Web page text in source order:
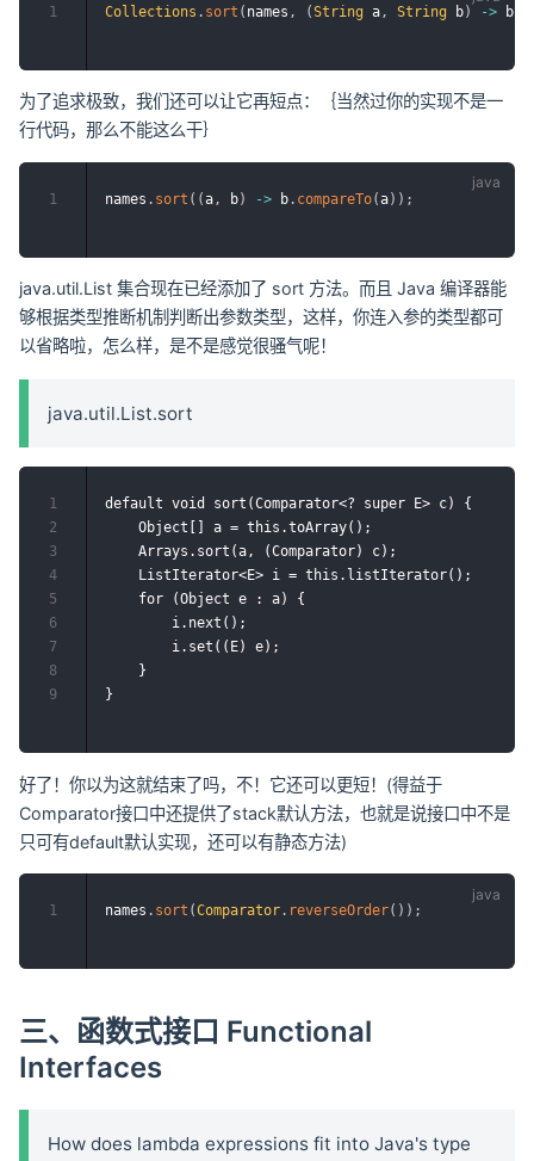
Collections . sort ( names , (String a, String b) -> b
1
为了追求极致，我们还可以让它再短点：｛当然过你的实现不是一
行代码，那么不能这么干｝
names . sort ( (a, b) -> b . compareTo(a) ) ;
1
java.util.List 集合现在已经添加了 sort 方法。而且 Java 编译器能
够根据类型推断机制判断出参数类型，这样，你连入参的类型都可
以省略啦，怎么样，是不是感觉很骚气呢！
java.util.List.sort
default void sort(Comparator<? super E> c) {
    Object[] a = this.toArray();
    Arrays.sort(a, (Comparator) c);
    ListIterator<E> i = this.listIterator();
    for (Object e : a) {
        i.next();
        i.set((E) e);
    }
1
2
3
4
5
6
7
8
9
好了！你以为这就结束了吗，不！它还可以更短！(得益于
Comparator接口中还提供了stack默认方法，也就是说接口中不是
只可有default默认实现，还可以有静态方法)
names . sort (Comparator . reverseOrder( ) ) ;
1
三、函数式接口 Functional
Interfaces
How does lambda expressions fit into Java's type